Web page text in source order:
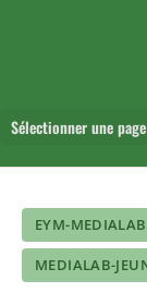
Sélectionner une page
EYM-MEDIALAB
MEDIALAB-